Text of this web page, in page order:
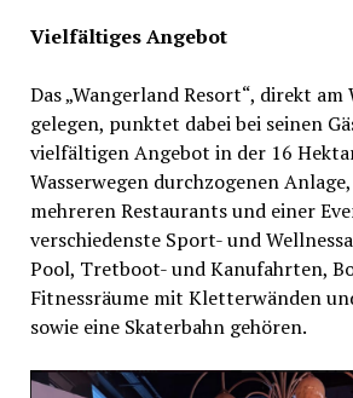
Vielfältiges Angebot
Das „Wangerland Resort“, direkt am
gelegen, punktet dabei bei seinen
vielfältigen Angebot in der 16
Wasserwegen durchzogenen
mehreren Restaurants und einer
verschiedenste Sport- und
Pool, Tretboot- und Kanufahrten,
Fitnessräume mit Kletterwänden
sowie eine Skaterbahn gehören.